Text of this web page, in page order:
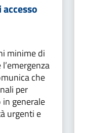
minime di
che
per
generale
urgenti e